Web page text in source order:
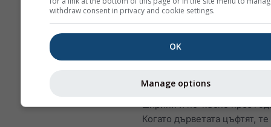
четвърти панел, който
прогнозата за полените за
Брезов полене един от
пролетта, а на по-високи
ширини и по-късно през
Когато дърветата цъфтят, те
withdraw consent in privacy and cookie settings.
OK
Manage options